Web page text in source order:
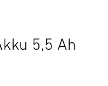
5,5 Ah